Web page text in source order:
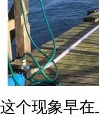
这个现象早